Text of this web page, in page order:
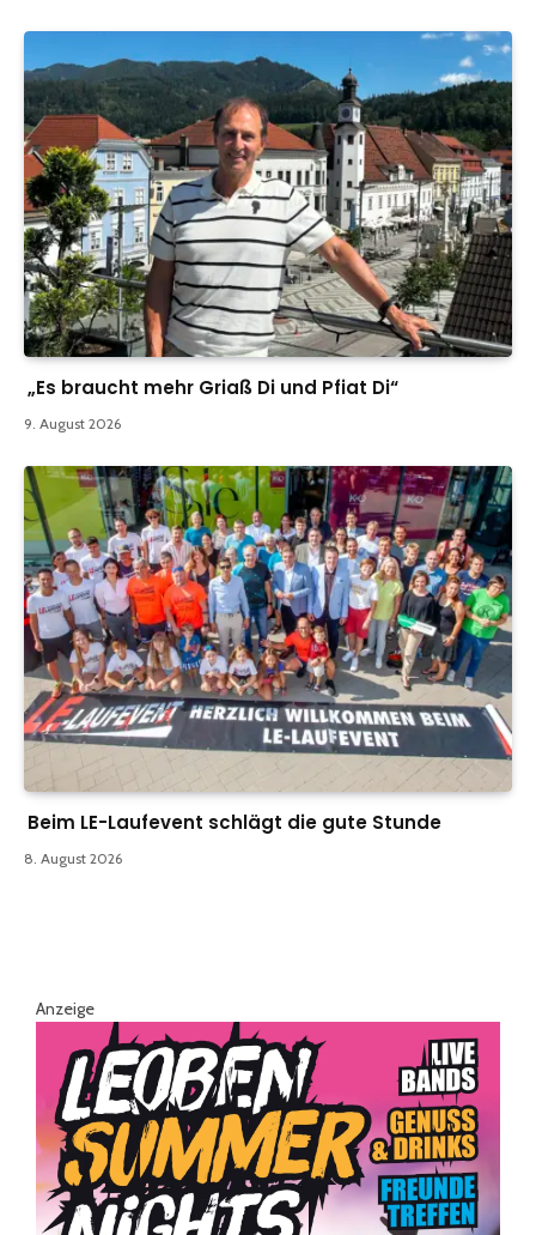
„Es braucht mehr Griaß Di und Pfiat Di“
9. August 2026
Beim LE-Laufevent schlägt die gute Stunde
8. August 2026
Anzeige